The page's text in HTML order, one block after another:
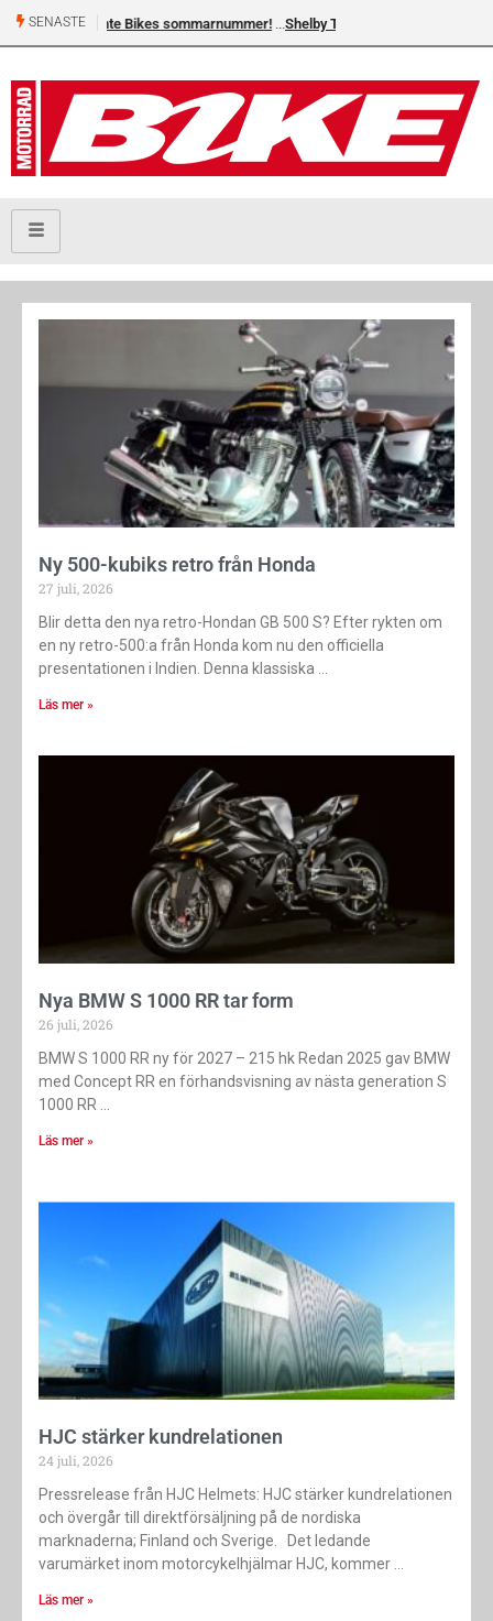
SENASTE Shelby Turner, klar för GGN
Ny 500-kubiks retro från Honda
27 juli, 2026
Blir detta den nya retro-Hondan GB 500 S? Efter rykten om
en ny retro-500:a från Honda kom nu den officiella
presentationen i Indien. Denna klassiska
Läs mer »
Nya BMW S 1000 RR tar form
26 juli, 2026
BMW S 1000 RR ny för 2027 – 215 hk Redan 2025 gav BMW
med Concept RR en förhandsvisning av nästa generation S
1000 RR
Läs mer »
HJC stärker kundrelationen
24 juli, 2026
Pressrelease från HJC Helmets: HJC stärker kundrelationen
och övergår till direktförsäljning på de nordiska
marknaderna; Finland och Sverige. Det ledande
varumärket inom motorcykelhjälmar HJC, kommer
Läs mer »